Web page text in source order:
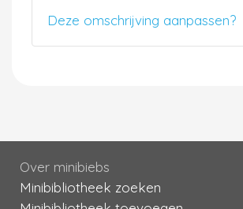
Deze omschrijving aanpassen?
Over minibiebs
Minibibliotheek zoeken